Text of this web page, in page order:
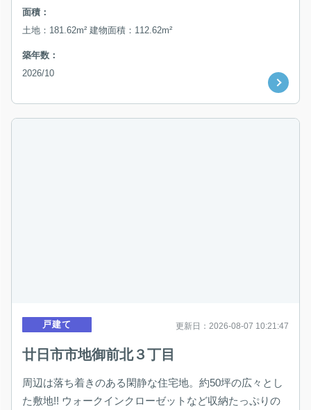
面積：
土地：181.62m² 建物面積：112.62m²
築年数：
2026/10
戸建て 更新日：2026-08-07 10:21:47
廿日市市地御前北３丁目
周辺は落ち着きのある閑静な住宅地。約50坪の広々とし
た敷地!! ウォークインクローゼットなど収納たっぷりの